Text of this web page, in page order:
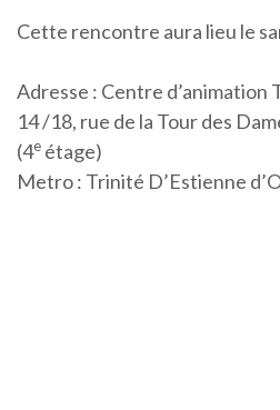
Cette rencontre aura lieu le
Adresse : Centre d’animation
14 /18, rue de la Tour des
(4e étage)
Metro : Trinité D’Estienne